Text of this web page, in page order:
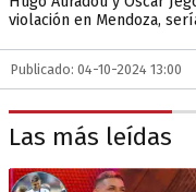
violación en Mendoza,
Publicado: 04-10-2024 13:00
Las más leídas